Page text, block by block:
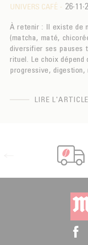
UNIVERS CAFÉ -
À retenir : Il existe de
(matcha, maté,
diversifier ses pauses
rituel. Le choix dépend
progressive,
LIRE L'ARTICLE